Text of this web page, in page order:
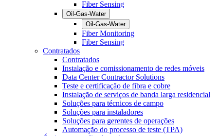
Fiber Sensing
Oil-Gas-Water
Oil-Gas-Water
Fiber Monitoring
Fiber Sensing
Contratados
Contratados
Instalação e comissionamento de redes móveis
Data Center Contractor Solutions
Teste e certificação de fibra e cobre
Instalação de serviços de banda larga residencial
Soluções para técnicos de campo
Soluções para instaladores
Soluções para gerentes de operações
Automação do processo de teste (TPA)